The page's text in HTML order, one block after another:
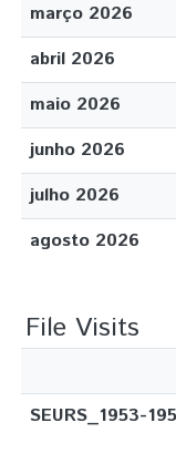
março 2026
abril 2026
maio 2026
junho 2026
julho 2026
agosto 2026
File Visits
SEURS_1953-